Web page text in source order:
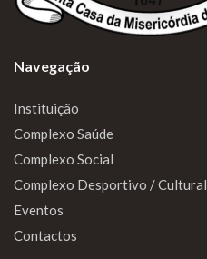
Navegação
Instituição
Complexo Saúde
Complexo Social
Complexo Desportivo / Cultural
Eventos
Contactos